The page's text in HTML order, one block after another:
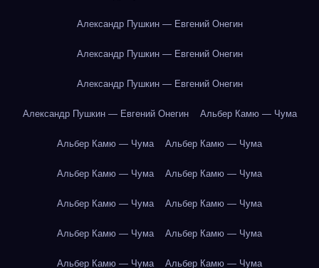
Александр Пушкин — Евгений Онегин
Александр Пушкин — Евгений Онегин
Александр Пушкин — Евгений Онегин
Александр Пушкин — Евгений Онегин Альбер Камю — Чума
Альбер Камю — Чума Альбер Камю — Чума
Альбер Камю — Чума Альбер Камю — Чума
Альбер Камю — Чума Альбер Камю — Чума
Альбер Камю — Чума Альбер Камю — Чума
Альбер Камю — Чума Альбер Камю — Чума